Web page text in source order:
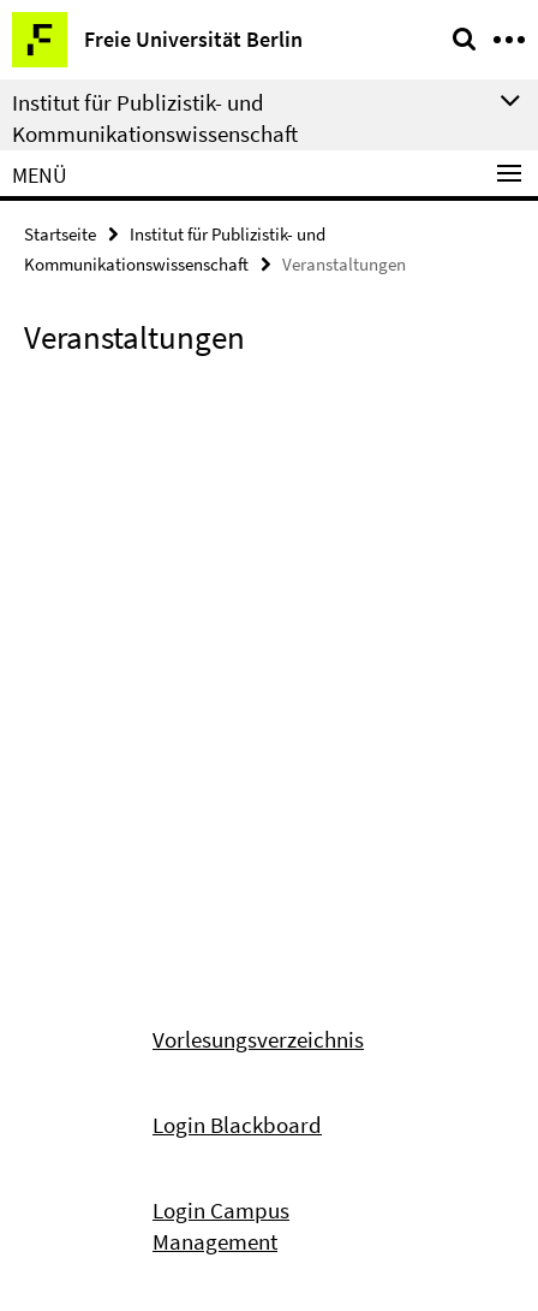
Springe
direkt
zu
Inhalt
Freie Universität Berlin
Service-
Navigation
Institut für Publizistik- und
Kommunikationswissenschaft
MENÜ
Startseite
Institut für Publizistik- und
Kommunikationswissenschaft
Veranstaltungen
Veranstaltungen
Vorlesungsverzeichnis
Login Blackboard
Login Campus
Management